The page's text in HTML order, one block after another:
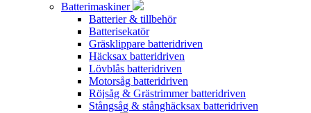
Batterimaskiner
Batterier & tillbehör
Batterisekatör
Gräsklippare batteridriven
Häcksax batteridriven
Lövblås batteridriven
Motorsåg batteridriven
Röjsåg & Grästrimmer batteridriven
Stångsåg & stånghäcksax batteridriven